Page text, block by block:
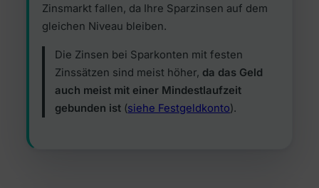
Zinsmarkt fallen, da Ihre Sparzinsen auf dem
gleichen Niveau bleiben.
Die Zinsen bei Sparkonten mit festen
Zinssätzen sind meist höher, da das Geld
auch meist mit einer Mindestlaufzeit
gebunden ist (siehe Festgeldkonto).